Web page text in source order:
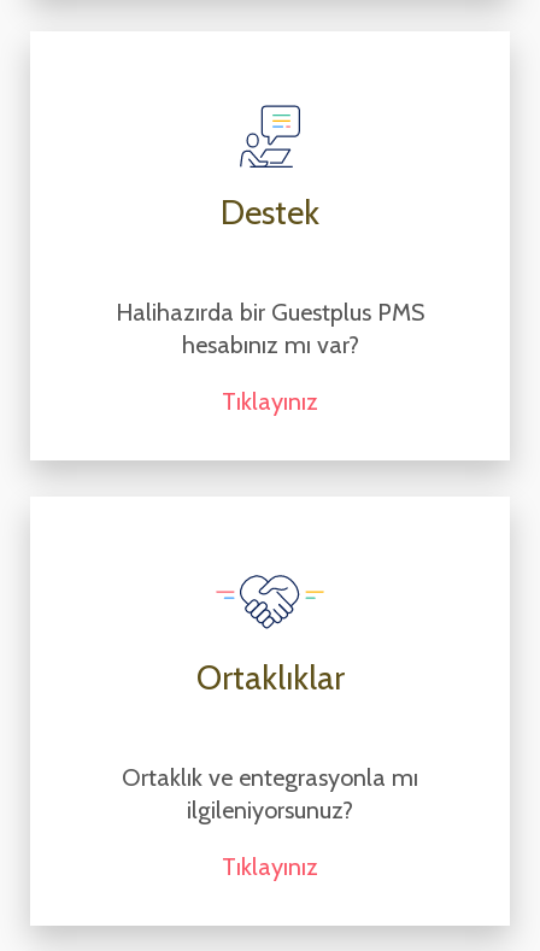
Destek
Halihazırda bir Guestplus PMS
hesabınız mı var?
Tıklayınız
Ortaklıklar
Ortaklık ve entegrasyonla mı
ilgileniyorsunuz?
Tıklayınız